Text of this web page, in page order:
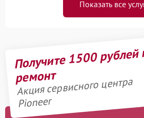
Показать все
Получите 1500 рублей
ремонт
Акция сервисного центра
Pioneer